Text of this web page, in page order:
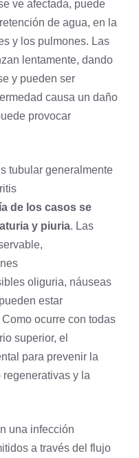
ve afectada, puede
de agua, en la
y los pulmones. Las
lentamente, dando
y pueden ser
causa un daño
provocar
tubular generalmente
de los casos se
y piuria. Las
oliguria, náuseas
estar
ocurre con todas
superior, el
para prevenir la
y la
una infección
a través del flujo